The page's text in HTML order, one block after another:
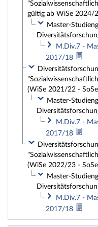
gültig ab WiSe 2024/
Master-
M.Div.7 -
2017/18
(WiSe 2021/22 -
Master-
M.Div.7 -
2017/18
(WiSe 2022/23 -
Master-
M.Div.7 -
2017/18